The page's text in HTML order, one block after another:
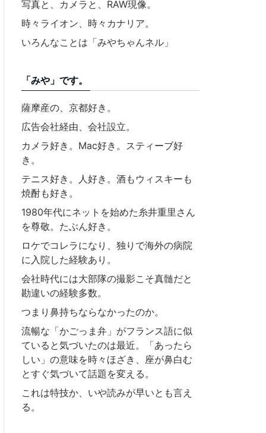
写真と、カメラと、RAW現像。
時々ライオン、時々カナリア。
いろんなことは「みやちゃんネル」
「みや」です。
薩摩産の、京都好き。
広告会社経由、会社設立。
カメラ好き。Mac好き。スティーブ好
き。
テニス好き。人好き。酒もウィスキーも
焼酎も好き。
1980年代にネットを始めた糸井重里さん
を尊敬。たぶん好き。
ロケでコレラになり、独りで海外の病院
に入院した経験あり。
会社時代には大部隊の撮影こそ真髄だと
勘違いの経験多数。
つまり鼻持ちならなかったのか。
流暢な「かごっま弁」がフランス語に似
ていると気づいたのは最近。「あったら
しい」の意味を時々ほざき、座が鼻白む
とすぐ気づいて話題を変える。
これは特技か、いや読みが早いとも言え
る。